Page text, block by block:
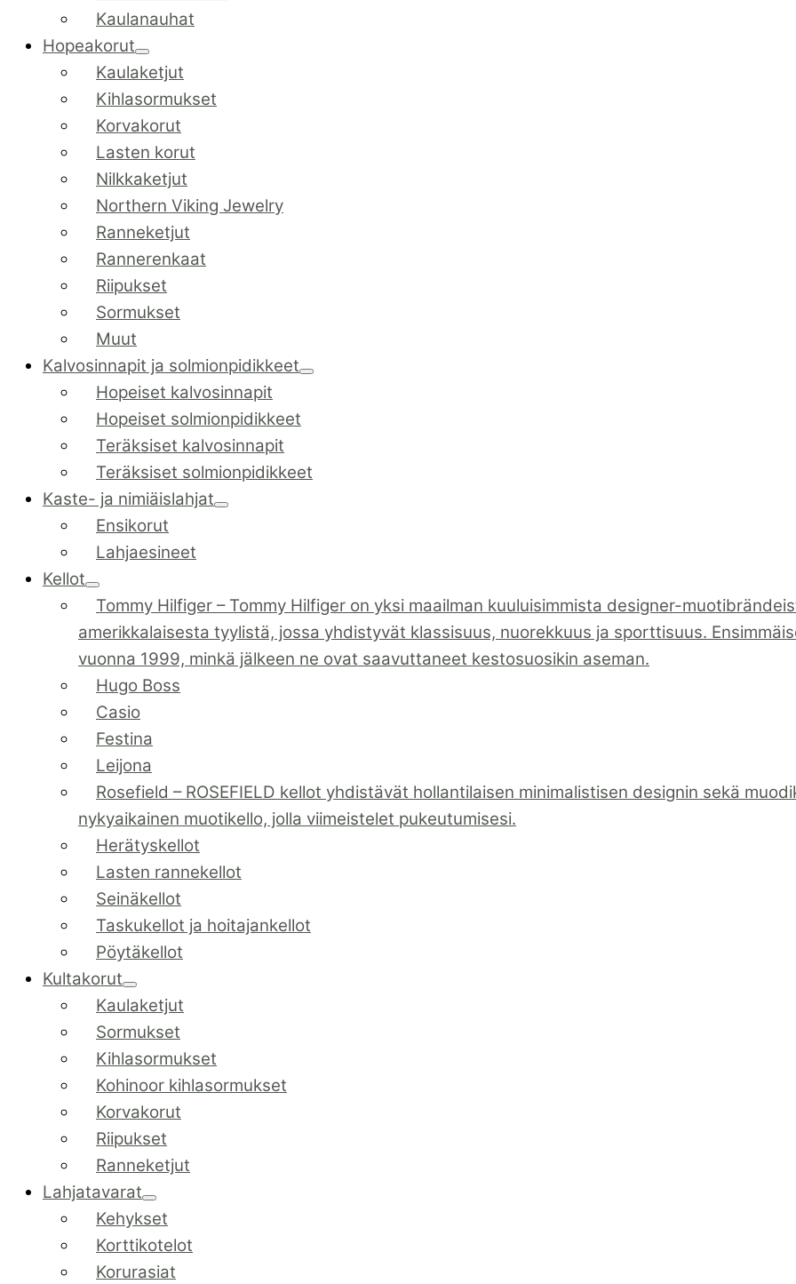
Kaulanauhat
Hopeakorut
Kaulaketjut
Kihlasormukset
Korvakorut
Lasten korut
Nilkkaketjut
Northern Viking Jewelry
Ranneketjut
Rannerenkaat
Riipukset
Sormukset
Muut
Kalvosinnapit ja solmionpidikkeet
Hopeiset kalvosinnapit
Hopeiset solmionpidikkeet
Teräksiset kalvosinnapit
Teräksiset solmionpidikkeet
Kaste- ja nimiäislahjat
Ensikorut
Lahjaesineet
Kellot
Tommy Hilfiger – Tommy Hilfiger on yksi maailman kuuluisimmista designer-
amerikkalaisesta tyylistä, jossa yhdistyvät klassisuus, nuorekkuus ja sporttisuus.
vuonna 1999, minkä jälkeen ne ovat saavuttaneet kestosuosikin aseman.
Hugo Boss
Casio
Festina
Leijona
Rosefield – ROSEFIELD kellot yhdistävät hollantilaisen minimalistisen designin sekä
nykyaikainen muotikello, jolla viimeistelet pukeutumisesi.
Herätyskellot
Lasten rannekellot
Seinäkellot
Taskukellot ja hoitajankellot
Pöytäkellot
Kultakorut
Kaulaketjut
Sormukset
Kihlasormukset
Kohinoor kihlasormukset
Korvakorut
Riipukset
Ranneketjut
Lahjatavarat
Kehykset
Korttikotelot
Korurasiat